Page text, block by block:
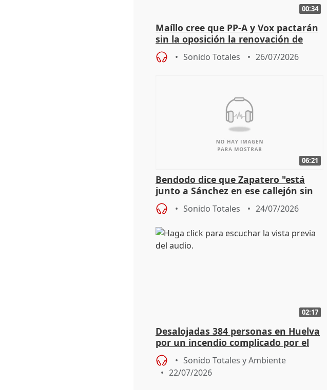
00:34
Maíllo cree que PP-A y Vox pactarán
sin la oposición la renovación de
órganos como el Defensor
Sonido Totales 26/07/2026
06:21
Bendodo dice que Zapatero "está
junto a Sánchez en ese callejón sin
salida
Sonido Totales 24/07/2026
02:17
Desalojadas 384 personas en Huelva
por un incendio complicado por el
viento
Sonido Totales y Ambiente
22/07/2026